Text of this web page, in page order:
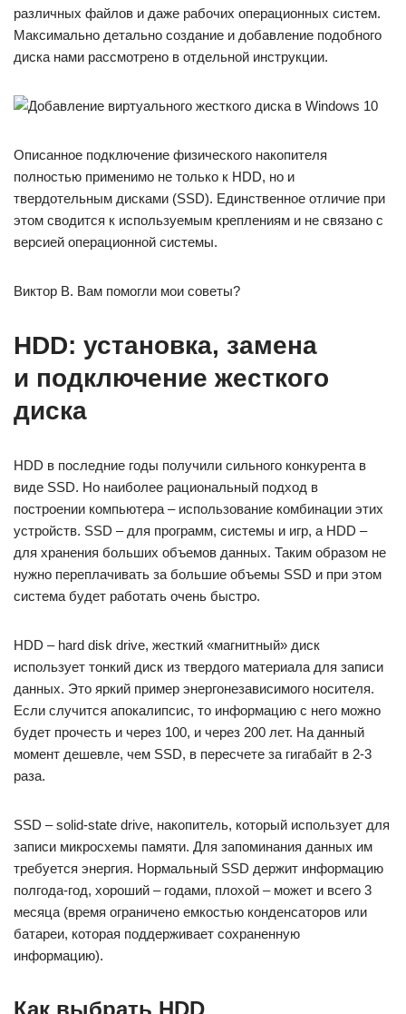
различных файлов и даже рабочих операционных систем.
Максимально детально создание и добавление подобного
диска нами рассмотрено в отдельной инструкции.
Описанное подключение физического накопителя
полностью применимо не только к HDD, но и
твердотельным дисками (SSD). Единственное отличие при
этом сводится к используемым креплениям и не связано с
версией операционной системы.
Виктор В. Вам помогли мои советы?
HDD: установка, замена
и подключение жесткого
диска
HDD в последние годы получили сильного конкурента в
виде SSD. Но наиболее рациональный подход в
построении компьютера – использование комбинации этих
устройств. SSD – для программ, системы и игр, а HDD –
для хранения больших объемов данных. Таким образом не
нужно переплачивать за большие объемы SSD и при этом
система будет работать очень быстро.
HDD – hard disk drive, жесткий «магнитный» диск
использует тонкий диск из твердого материала для записи
данных. Это яркий пример энергонезависимого носителя.
Если случится апокалипсис, то информацию с него можно
будет прочесть и через 100, и через 200 лет. На данный
момент дешевле, чем SSD, в пересчете за гигабайт в 2-3
раза.
SSD – solid-state drive, накопитель, который использует для
записи микросхемы памяти. Для запоминания данных им
требуется энергия. Нормальный SSD держит информацию
полгода-год, хороший – годами, плохой – может и всего 3
месяца (время ограничено емкостью конденсаторов или
батареи, которая поддерживает сохраненную
информацию).
Как выбрать HDD